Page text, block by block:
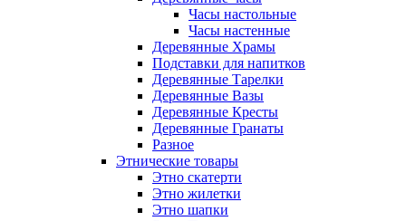
Часы настольные
Часы настенные
Деревянные Храмы
Подставки для напитков
Деревянные Тарелки
Деревянные Вазы
Деревянные Кресты
Деревянные Гранаты
Разное
Этнические товары
Этно скатерти
Этно жилетки
Этно шапки